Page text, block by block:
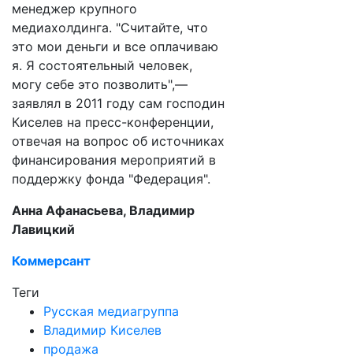
менеджер крупного
медиахолдинга. "Считайте, что
это мои деньги и все оплачиваю
я. Я состоятельный человек,
могу себе это позволить",—
заявлял в 2011 году сам господин
Киселев на пресс-конференции,
отвечая на вопрос об источниках
финансирования мероприятий в
поддержку фонда "Федерация".
Анна Афанасьева, Владимир
Лавицкий
Коммерсант
Теги
Русская медиагруппа
Владимир Киселев
продажа